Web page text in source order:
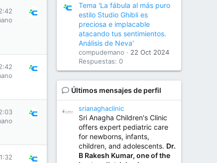
Tema 'La fábula al más puro
estilo Studio Ghibli es
preciosa e implacable
atacando tus sentimientos.
Análisis de Neva'
compudemano
22 Oct 2024
Respuestas: 0
Últimos mensajes de perfil
srianaghaclinic
Sri Anagha Children's Clinic
offers expert pediatric care
for newborns, infants,
children, and adolescents. Dr.
B Rakesh Kumar, one of the